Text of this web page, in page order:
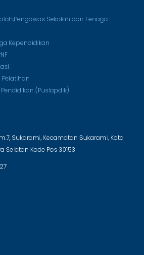
Sekolah dan Tenaga
Kependidikan
Pelatihan
(Puslapdik)
Sukarami, Kecamatan Sukarami, Kota
Selatan Kode Pos 30153